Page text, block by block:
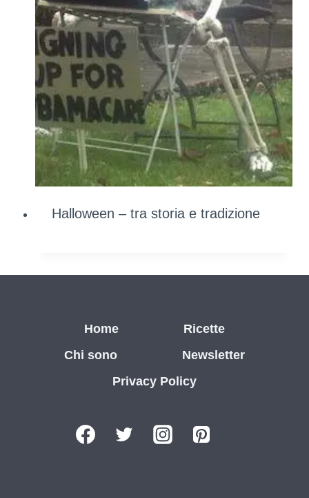
Halloween – tra storia e tradizione
Home
Ricette
Chi sono
Newsletter
Privacy Policy